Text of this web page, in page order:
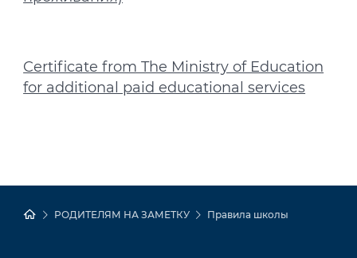
Certificate from The Ministry of Education
for additional paid educational services
РОДИТЕЛЯМ НА ЗАМЕТКУ Правила школы